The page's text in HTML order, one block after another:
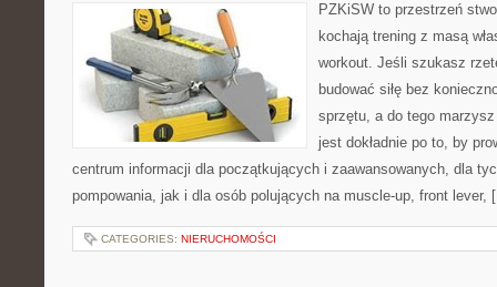
PZKiSW to przestrzeń
kochają trening z masą
workout. Jeśli szukasz
budować siłę bez
sprzętu, a do tego
jest dokładnie po to, by
centrum informacji dla początkujących i zaawansowanych, dla
pompowania, jak i dla osób polujących na muscle-up, front lever,
CATEGORIES: NIERUCHOMOŚCI